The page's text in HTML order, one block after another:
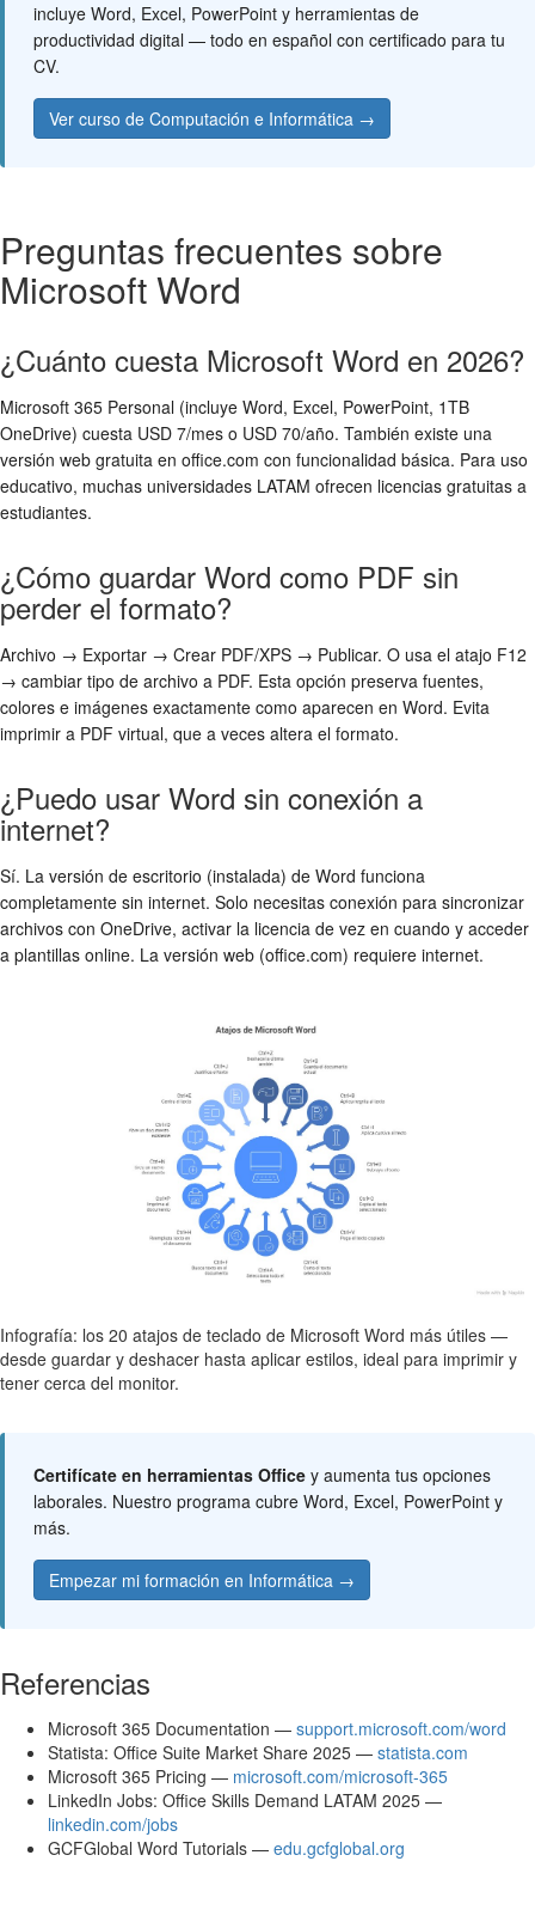
incluye Word, Excel, PowerPoint y herramientas de
productividad digital — todo en español con certificado para tu
CV.
Ver curso de Computación e Informática →
Preguntas frecuentes sobre
Microsoft Word
¿Cuánto cuesta Microsoft Word en 2026?
Microsoft 365 Personal (incluye Word, Excel, PowerPoint, 1TB
OneDrive) cuesta USD 7/mes o USD 70/año. También existe una
versión web gratuita en office.com con funcionalidad básica. Para uso
educativo, muchas universidades LATAM ofrecen licencias gratuitas a
estudiantes.
¿Cómo guardar Word como PDF sin
perder el formato?
Archivo → Exportar → Crear PDF/XPS → Publicar. O usa el atajo F12
→ cambiar tipo de archivo a PDF. Esta opción preserva fuentes,
colores e imágenes exactamente como aparecen en Word. Evita
imprimir a PDF virtual, que a veces altera el formato.
¿Puedo usar Word sin conexión a
internet?
Sí. La versión de escritorio (instalada) de Word funciona
completamente sin internet. Solo necesitas conexión para sincronizar
archivos con OneDrive, activar la licencia de vez en cuando y acceder
a plantillas online. La versión web (office.com) requiere internet.
Infografía: los 20 atajos de teclado de Microsoft Word más útiles —
desde guardar y deshacer hasta aplicar estilos, ideal para imprimir y
tener cerca del monitor.
Certifícate en herramientas Office y aumenta tus opciones
laborales. Nuestro programa cubre Word, Excel, PowerPoint y
más.
Empezar mi formación en Informática →
Referencias
Microsoft 365 Documentation — support.microsoft.com/word
Statista: Office Suite Market Share 2025 — statista.com
Microsoft 365 Pricing — microsoft.com/microsoft-365
LinkedIn Jobs: Office Skills Demand LATAM 2025 —
linkedin.com/jobs
GCFGlobal Word Tutorials — edu.gcfglobal.org